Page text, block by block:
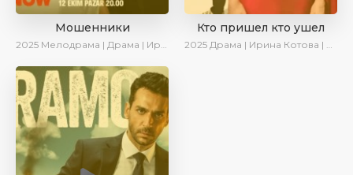
Мошенники
2025 Мелодрама | Драма | Ирина Котова | AlisaDirilis | Новинки | Сериалы 2025
Кто пришел кто ушел
2025 Драма | Ирина Котова | Новинки | Сериалы 2025